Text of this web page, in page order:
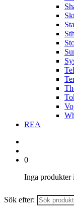
REA
0
Inga produkter
Sök efter: